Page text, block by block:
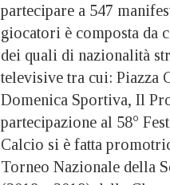
partecipare a 547
giocatori è composta da
dei quali di nazionalità
televisive tra cui: Piazza
Domenica Sportiva, Il
partecipazione al 58°
Calcio si è fatta
Torneo Nazionale della